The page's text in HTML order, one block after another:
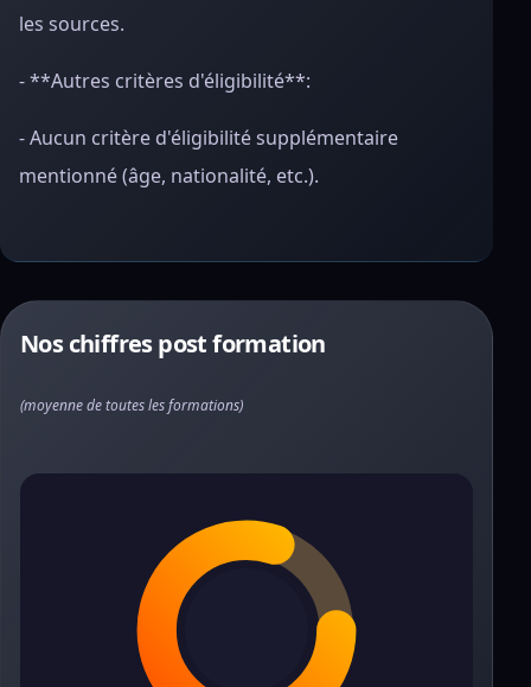
les sources.
- **Autres critères d'éligibilité**:
- Aucun critère d'éligibilité supplémentaire
mentionné (âge, nationalité, etc.).
Nos chiffres post formation
(moyenne de toutes les formations)